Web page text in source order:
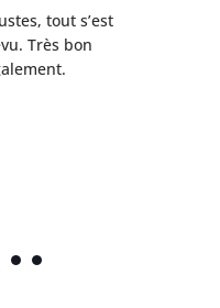
tout s’est
Très bon